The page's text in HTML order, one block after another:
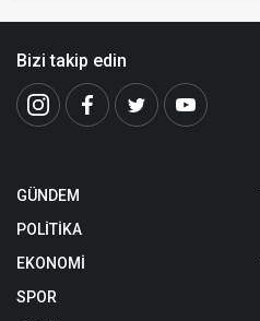
Bizi takip edin
GÜNDEM
POLİTİKA
EKONOMİ
SPOR